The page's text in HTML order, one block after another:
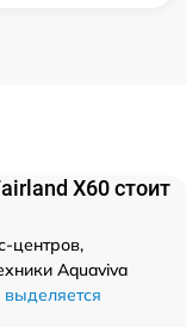
X60 стоит
центров,
Aquaviva